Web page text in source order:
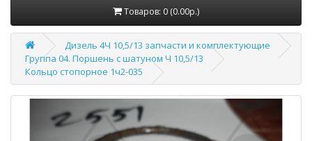
Товаров: 0 (0.00р.)
Дизель 4Ч 10,5/13 запчасти и комплектующие
Группа 04. Поршень с шатуном Ч 10,5/13
Кольцо стопорное 1ч2-035